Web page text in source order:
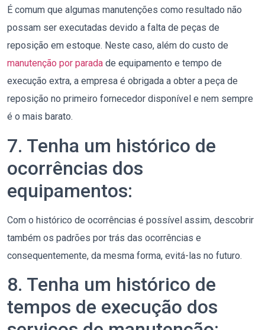
É comum que algumas manutenções como resultado não
possam ser executadas devido a falta de peças de
reposição em estoque. Neste caso, além do custo de
manutenção por parada de equipamento e tempo de
execução extra, a empresa é obrigada a obter a peça de
reposição no primeiro fornecedor disponível e nem sempre
é o mais barato.
7. Tenha um histórico de
ocorrências dos
equipamentos:
Com o histórico de ocorrências é possível assim, descobrir
também os padrões por trás das ocorrências e
consequentemente, da mesma forma, evitá-las no futuro.
8. Tenha um histórico de
tempos de execução dos